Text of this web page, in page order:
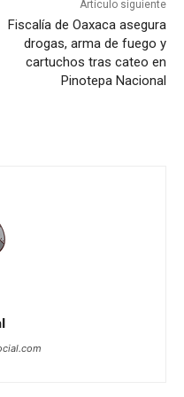
Artículo siguiente
Fiscalía de Oaxaca asegura
drogas, arma de fuego y
cartuchos tras cateo en
Pinotepa Nacional